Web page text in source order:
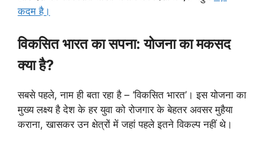
कदम है।
विकसित भारत का सपना: योजना का मकसद
क्या है?
सबसे पहले, नाम ही बता रहा है – ‘विकसित भारत’। इस योजना का
मुख्य लक्ष्य है देश के हर युवा को रोजगार के बेहतर अवसर मुहैया
कराना, खासकर उन क्षेत्रों में जहां पहले इतने विकल्प नहीं थे।